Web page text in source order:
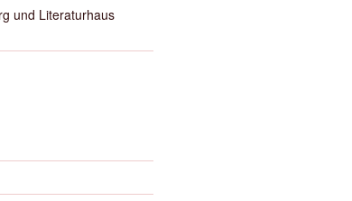
und Literaturhaus